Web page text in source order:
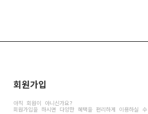
회원가입
아직 회원이 아니신가요?
회원가입을 하시면 다양한 혜택을 편리하게 이용하실